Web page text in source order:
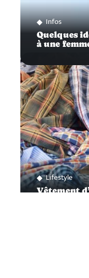
Infos
Quelques
à une
Lifestyle
Vêtement